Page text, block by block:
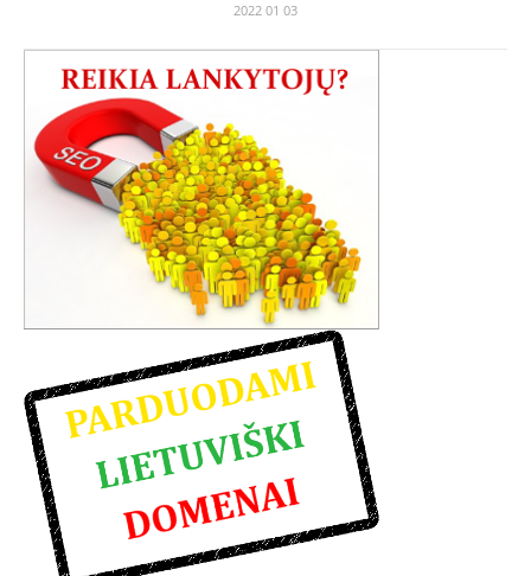
2022 01 03